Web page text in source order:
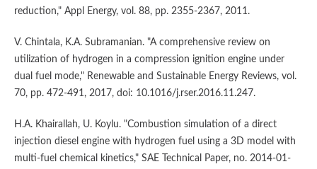
reduction," Appl Energy, vol. 88, pp. 2355-2367, 2011.
V. Chintala, K.A. Subramanian. "A comprehensive review on
utilization of hydrogen in a compression ignition engine under
dual fuel mode," Renewable and Sustainable Energy Reviews, vol.
70, pp. 472-491, 2017, doi: 10.1016/j.rser.2016.11.247.
H.A. Khairallah, U. Koylu. "Combustion simulation of a direct
injection diesel engine with hydrogen fuel using a 3D model with
multi-fuel chemical kinetics," SAE Technical Paper, no. 2014-01-